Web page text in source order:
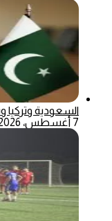
السعودية وتركيا
7 أغسطس، 2026